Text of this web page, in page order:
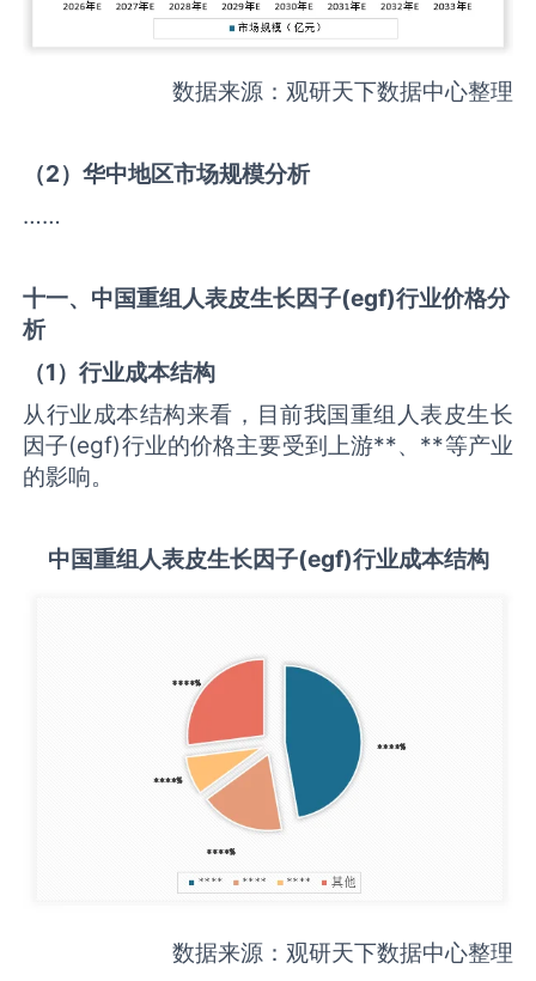
数据来源：观研天下数据中心整理
（2）华中地区市场规模分析
……
十一、中国重组人表皮生长因子(egf)行业价格分
析
（1）行业成本结构
从行业成本结构来看，目前我国重组人表皮生长
因子(egf)行业的价格主要受到上游**、**等产业
的影响。
中国重组人表皮生长因子(egf)行业成本结构
数据来源：观研天下数据中心整理